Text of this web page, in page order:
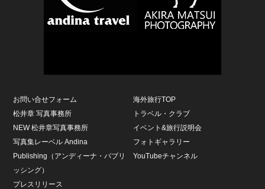
お問い合せフォーム
松井章 写真事務所
NEW 松井章写真事務所
写真集レーベル Andina
Publishing（アンディーナ・パブリ
ッシング）
プレスリリース
海外旅行TOP
トラベル・クラブ
イベント&旅行説明会
フォトギャラリー
YouTubeチャンネル